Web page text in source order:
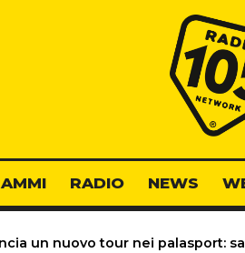
RADIO NEWS
un nuovo tour nei palasport: